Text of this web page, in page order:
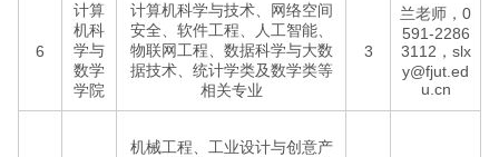
6
计算
机科
学与
数学
学院
计算机科学与技术、网络空间
安全、软件工程、人工智能、
物联网工程、数据科学与大数
据技术、统计学类及数学类等
相关专业
3
兰老师，0
591-2286
3112，slx
y@fjut.ed
u.cn
机械工程、工业设计与创意产